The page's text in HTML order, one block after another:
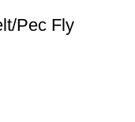
Pec Fly